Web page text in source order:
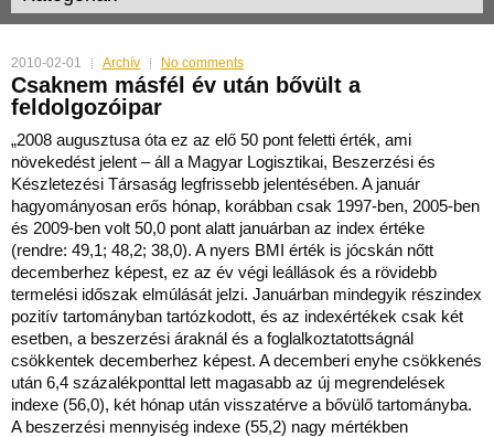
2010-02-01 Archív No comments
Csaknem másfél év után bővült a
feldolgozóipar
„2008 augusztusa óta ez az elő 50 pont feletti érték, ami
növekedést jelent – áll a Magyar Logisztikai, Beszerzési és
Készletezési Társaság legfrissebb jelentésében. A január
hagyományosan erős hónap, korábban csak 1997-ben, 2005-ben
és 2009-ben volt 50,0 pont alatt januárban az index értéke
(rendre: 49,1; 48,2; 38,0). A nyers BMI érték is jócskán nőtt
decemberhez képest, ez az év végi leállások és a rövidebb
termelési időszak elmúlását jelzi. Januárban mindegyik részindex
pozitív tartományban tartózkodott, és az indexértékek csak két
esetben, a beszerzési áraknál és a foglalkoztatottságnál
csökkentek decemberhez képest. A decemberi enyhe csökkenés
után 6,4 százalékponttal lett magasabb az új megrendelések
indexe (56,0), két hónap után visszatérve a bővülő tartományba.
A beszerzési mennyiség indexe (55,2) nagy mértékben